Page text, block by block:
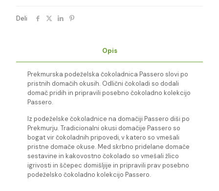
Deli
Opis
Prekmurska podeželska čokoladnica Passero slovi po
pristnih domačih okusih. Odlični čokoladi so dodali
domač pridih in pripravili posebno čokoladno kolekcijo
Passero.
Iz podeželske čokoladnice na domačiji Passero diši po
Prekmurju. Tradicionalni okusi domačije Passero so
bogat vir čokoladnih pripovedi, v katero so vmešali
pristne domače okuse. Med skrbno pridelane domače
sestavine in kakovostno čokolado so vmešali žlico
igrivosti in ščepec domišljije in pripravili prav posebno
podeželsko čokoladno kolekcijo Passero.